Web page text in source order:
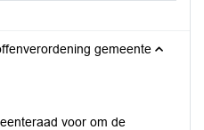
gemeente
voor om de